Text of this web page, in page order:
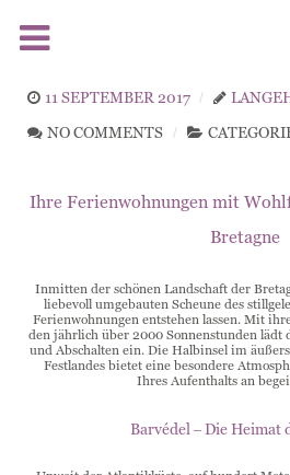
11 SEPTEMBER 2017
NO COMMENTS
Ihre Ferienwohnungen mit
Bretagne
Inmitten der schönen Landschaft der
liebevoll umgebauten Scheune des
Ferienwohnungen entstehen lassen. Mit
den jährlich über 2000 Sonnenstunden lädt
und Abschalten ein. Die Halbinsel im
Festlandes bietet eine besondere
Ihres Aufenthalts an
Barvédel – Die Heimat